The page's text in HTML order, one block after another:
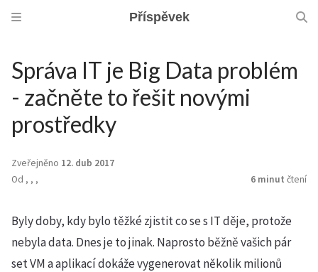
Příspěvek
Správa IT je Big Data problém
- začněte to řešit novými
prostředky
Zveřejněno 12. dub 2017
Od , , , 6 minut čtení
Byly doby, kdy bylo těžké zjistit co se s IT děje, protože
nebyla data. Dnes je to jinak. Naprosto běžně vašich pár
set VM a aplikací dokáže vygenerovat několik milionů